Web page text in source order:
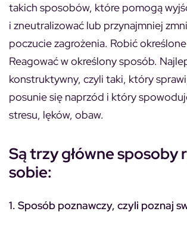
takich sposobów, które pomogą
i zneutralizować lub przynajmniej
poczucie zagrożenia. Robić
Reagować w określony sposób.
konstruktywny, czyli taki, który
posunie się naprzód i który
stresu, lęków, obaw.
Są trzy główne sposoby
sobie:
1. Sposób poznawczy, czyli poznaj